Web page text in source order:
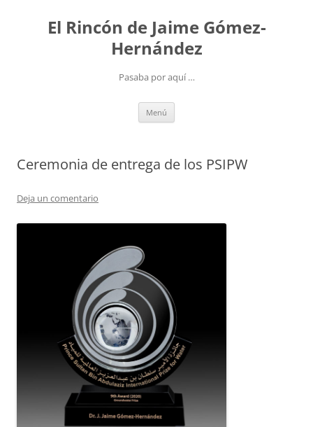
contenidoEl Rincón de Jaime Gómez-
Hernández
Pasaba por aquí …
Menú
Ceremonia de entrega de los PSIPW
Deja un comentario